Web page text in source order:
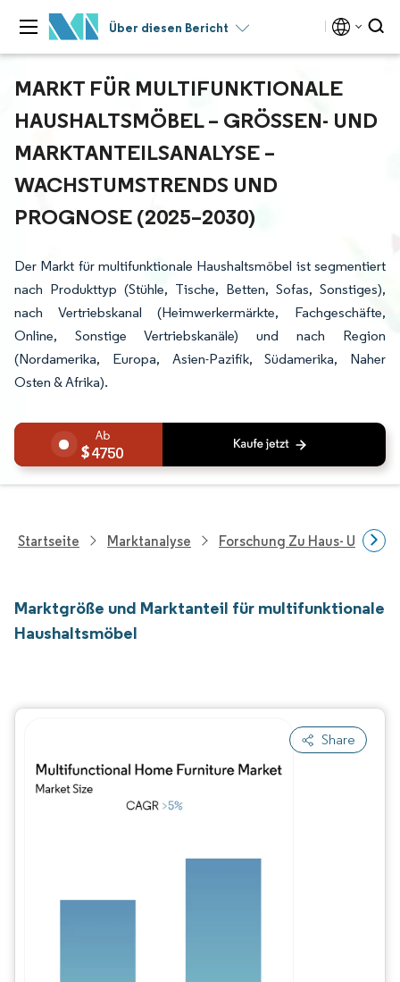
Über diesen Bericht
MARKT FÜR MULTIFUNKTIONALE
HAUSHALTSMÖBEL – GRÖSSEN- UND M
ARKTANTEILSANALYSE – W
ACHSTUMSTRENDS UND P
ROGNOSE (2025–2030)
Der Markt für multifunktionale Haushaltsmöbel ist segmentiert
nach Produkttyp (Stühle, Tische, Betten, Sofas, Sonstiges),
nach Vertriebskanal (Heimwerkermärkte, Fachgeschäfte,
Online, Sonstige Vertriebskanäle) und nach Region
(Nordamerika, Europa, Asien-Pazifik, Südamerika, Naher
Osten & Afrika).
4750
Startseite Marktanalyse Forschung Zu Haus- Und
Marktgröße und Marktanteil für multifunktionale
Haushaltsmöbel
Share